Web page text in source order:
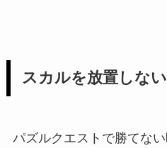
スカルを放置しな
パズルクエストで勝てな